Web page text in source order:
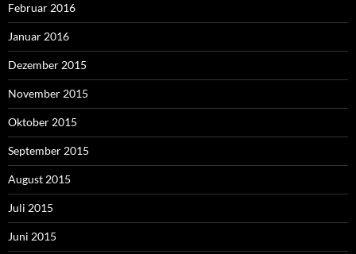
Februar 2016
Januar 2016
Dezember 2015
November 2015
Oktober 2015
September 2015
August 2015
Juli 2015
Juni 2015